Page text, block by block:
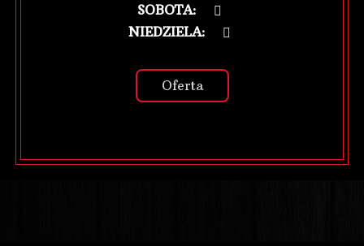
SOBOTA:
NIEDZIELA:
Oferta